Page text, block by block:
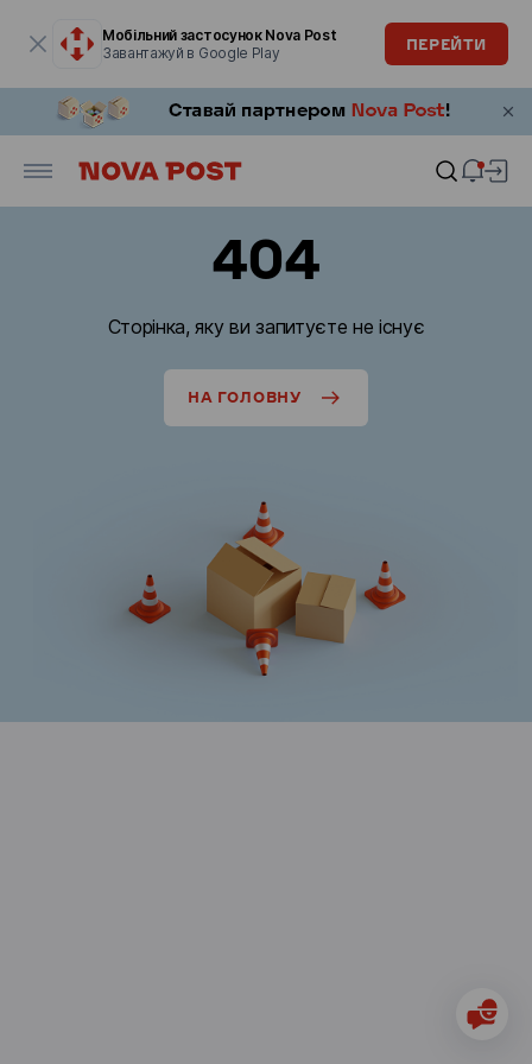
Мобільний застосунок Nova Post
Завантажуй в Google Play
ПЕРЕЙТИ
404
Сторінка, яку ви запитуєте не існує
НА ГОЛОВНУ